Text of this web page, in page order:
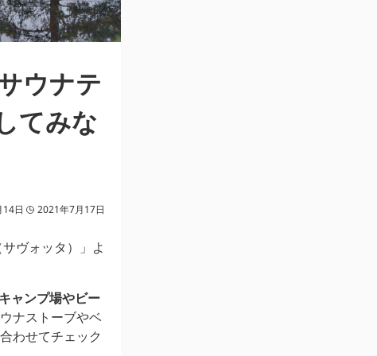
ウナテ
てみな
日 2021年7月17日
ヴォッタ）」よ
キャンプ場やビー
ナストーブやベ
わせてチェック